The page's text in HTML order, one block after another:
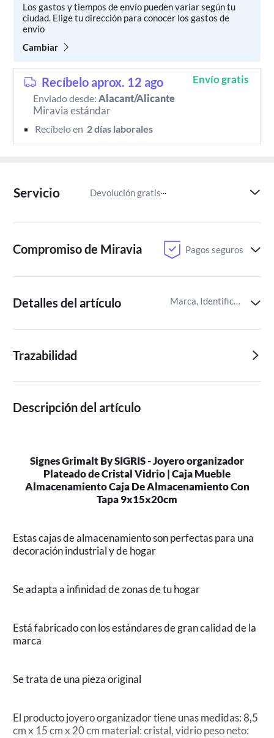
Los gastos y tiempos de envío pueden variar según tu
ciudad. Elige tu dirección para conocer los gastos de
envío
Cambiar
Recíbelo aprox. 12 ago Envío gratis
Enviado desde:Alacant/Alicante
Miravia estándar
Recíbelo en 2 días laborales
Servicio Devolución gratis Paga
Compromiso de Miravia Pagos seguros
Detalles del artículo Marca, Identificador del artículo de Miravia
Trazabilidad
Descripción del artículo
Signes Grimalt By SIGRIS - Joyero organizador
Plateado de Cristal Vidrio | Caja Mueble
Almacenamiento Caja De Almacenamiento Con
Tapa 9x15x20cm
Estas cajas de almacenamiento son perfectas para una
decoración industrial y de hogar
Se adapta a infinidad de zonas de tu hogar
Está fabricado con los estándares de gran calidad de la
marca
Se trata de una pieza original
El producto joyero organizador tiene unas medidas: 8,5
cm x 15 cm x 20 cm material: cristal, vidrio peso neto: